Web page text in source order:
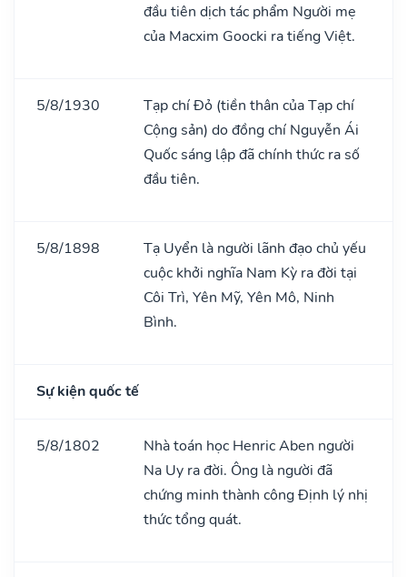
đầu tiên dịch tác phẩm Người mẹ
của Macxim Goocki ra tiếng Việt.
5/8/1930
Tạp chí Đỏ (tiền thân của Tạp chí
Cộng sản) do đồng chí Nguyễn Ái
Quốc sáng lập đã chính thức ra số
đầu tiên.
5/8/1898
Tạ Uyển là người lãnh đạo chủ yếu
cuộc khởi nghĩa Nam Kỳ ra đời tại
Côi Trì, Yên Mỹ, Yên Mô, Ninh
Bình.
Sự kiện quốc tế
5/8/1802
Nhà toán học Henric Aben người
Na Uy ra đời. Ông là người đã
chứng minh thành công Định lý nhị
thức tổng quát.